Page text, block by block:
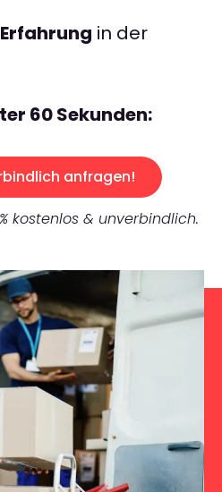
in der
60 Sekunden:
anfragen!
kostenlos & unverbindlich.